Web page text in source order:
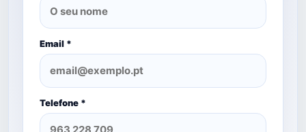
Email *
Telefone *